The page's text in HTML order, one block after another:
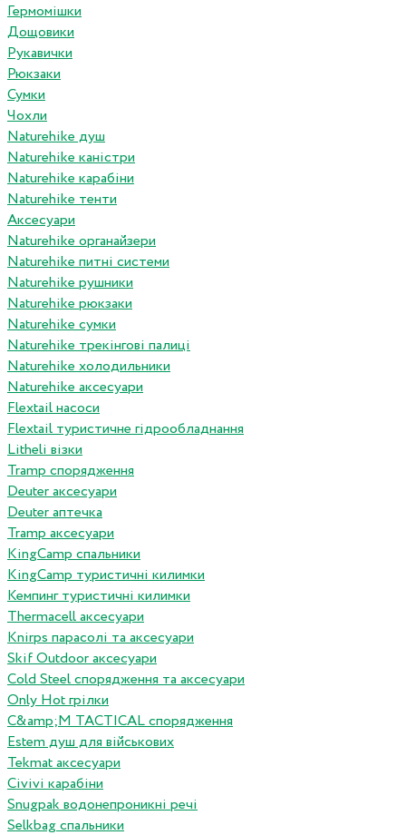
Гермомішки
Дощовики
Рукавички
Рюкзаки
Сумки
Чохли
Naturehike душ
Naturehike каністри
Naturehike карабіни
Naturehike тенти
Аксесуари
Naturehike органайзери
Naturehike питні системи
Naturehike рушники
Naturehike рюкзаки
Naturehike сумки
Naturehike трекінгові палиці
Naturehike холодильники
Naturehike аксесуари
Flextail насоси
Flextail туристичне гідрообладнання
Litheli візки
Tramp спорядження
Deuter аксесуари
Deuter аптечка
Tramp аксесуари
KingCamp спальники
KingCamp туристичні килимки
Кемпинг туристичні килимки
Thermacell аксесуари
Knirps парасолі та аксесуари
Skif Outdoor аксесуари
Cold Steel спорядження та аксесуари
Only Hot грілки
C&amp;M TACTICAL спорядження
Estem душ для військових
Tekmat аксесуари
Сivivi карабіни
Snugpak водонепроникні речі
Selkbag спальники